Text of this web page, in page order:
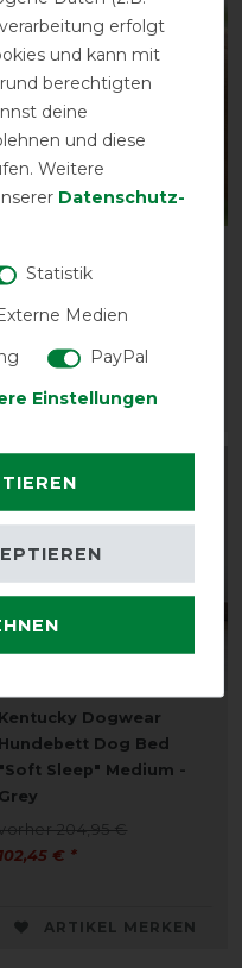
-13%
COVER FRANSEN -
schwarz
€ *
ARTIKEL MERKEN
-50%
Kentucky Dogwear
Hundebett Dog Bed
"Soft Sleep" Medium -
Grey
204,95 €
102,45 € *
ARTIKEL MERKEN
erfolgt
und kann mit
berechtigten
deine
und diese
Weitere
Daten­schutz­
Statistik
Medien
PayPal
Einstellungen